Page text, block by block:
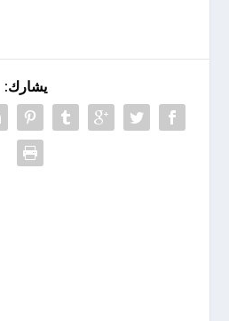
يشارك: